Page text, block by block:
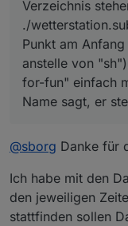
Sekunden,
Die
kommen (
geändert"
;)
und die
ein paar
Display/
auf "0"
Verzeichnis
./
Punkt am
anstelle von
for-fun" einfach
Name sagt, er
@sborg Danke für
Ich habe mit den
den jeweiligen
stattfinden sollen